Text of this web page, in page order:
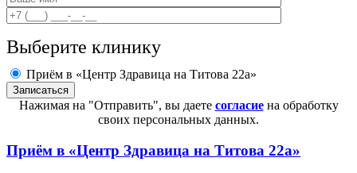
Выберите клинику
Приём в «Центр Здравица на Титова 22а»
Нажимая на "Отправить", вы даете согласиена обработку
своих персональных данных.
Приём в «Центр Здравица на Титова 22а»